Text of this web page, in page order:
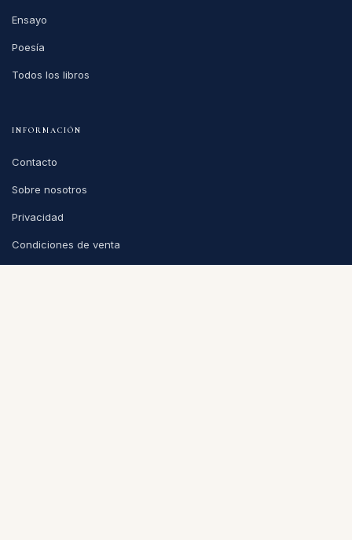
Ensayo
Poesía
Todos los libros
INFORMACIÓN
Contacto
Sobre nosotros
Privacidad
Condiciones de venta